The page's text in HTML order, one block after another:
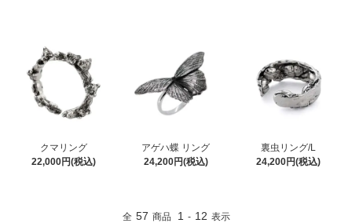
クマリング
22,000円(税込)
アゲハ蝶 リング
24,200円(税込)
裏虫リング/L
24,200円(税込)
全 57 商品 1 - 12 表示